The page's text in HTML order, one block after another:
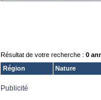
Résultat de votre recherche : 0
Région
Nature
Publicité